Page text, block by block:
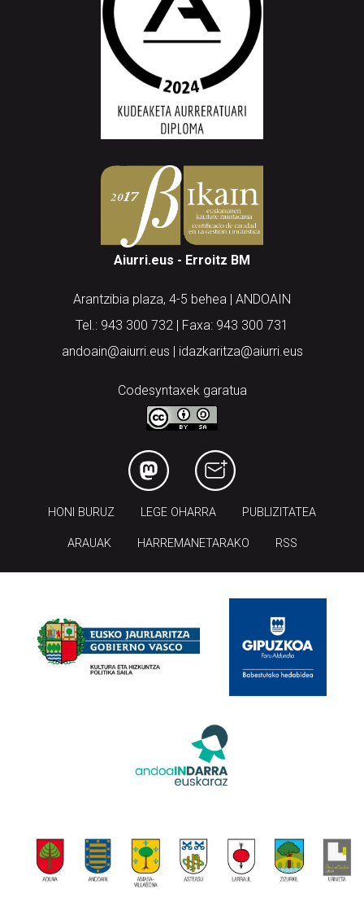
Aiurri.eus - Erroitz BM
Arantzibia plaza, 4-5 behea | ANDOAIN
Tel.: 943 300 732 | Faxa: 943 300 731
andoain@aiurri.eus | idazkaritza@aiurri.eus
Codesyntaxek garatua
HONI BURUZ LEGE OHARRA PUBLIZITATEA
ARAUAK HARREMANETARAKO RSS